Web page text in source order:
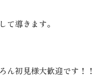
導きます。
ん初見様大歓迎です！！